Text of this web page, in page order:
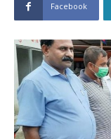
Facebook